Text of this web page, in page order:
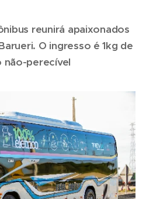
reunirá apaixonados
O ingresso é 1kg de
não-perecível